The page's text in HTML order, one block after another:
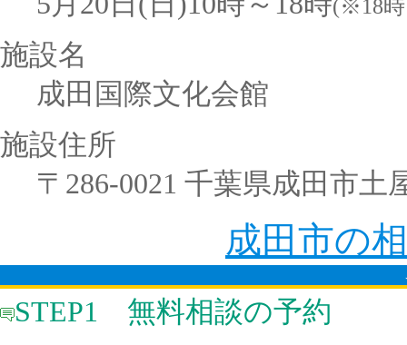
(※18時
施設名
成田国際文化会館
施設住所
〒286-0021 千葉県成田市土
成田市の
STEP1 無料相談の予約